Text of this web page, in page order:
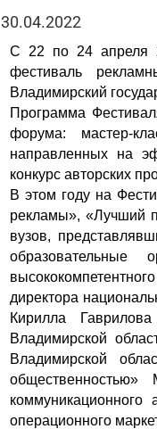
30.04.2022
С 22 по 24 апреля
фестиваль
Владимирский
Программа
форума: мастер-
направленных на
конкурс авторских
В этом году на
рекламы», «Лучший
вузов,
директора
Кирилла
Владимирской
Владимирской
общественностью»
операционного